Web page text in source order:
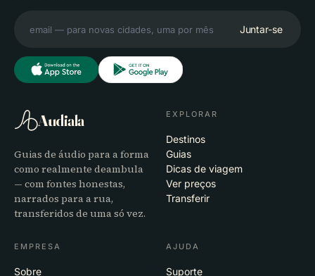
Juntar-se
Audiala
Guias de áudio para a forma
como realmente deambula
— com fontes honestas,
narrados para a rua,
transferidos de uma só vez.
EXPLORAR
Destinos
Guias
Dicas de viagem
Ver preços
Transferir
EMPRESA
Sobre
AJUDA
Suporte